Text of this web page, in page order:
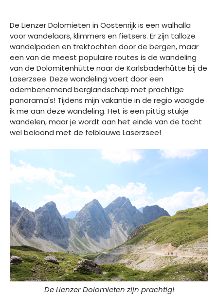
De Lienzer Dolomieten in Oostenrijk is een walhalla
voor wandelaars, klimmers en fietsers. Er zijn talloze
wandelpaden en trektochten door de bergen, maar
een van de meest populaire routes is de wandeling
van de Dolomitenhütte naar de Karlsbaderhütte bij de
Laserzsee. Deze wandeling voert door een
adembenemend berglandschap met prachtige
panorama's! Tijdens mijn vakantie in de regio waagde
ik me aan deze wandeling. Het is een pittig stukje
wandelen, maar je wordt aan het einde van de tocht
wel beloond met de felblauwe Laserzsee!
De Lienzer Dolomieten zijn prachtig!